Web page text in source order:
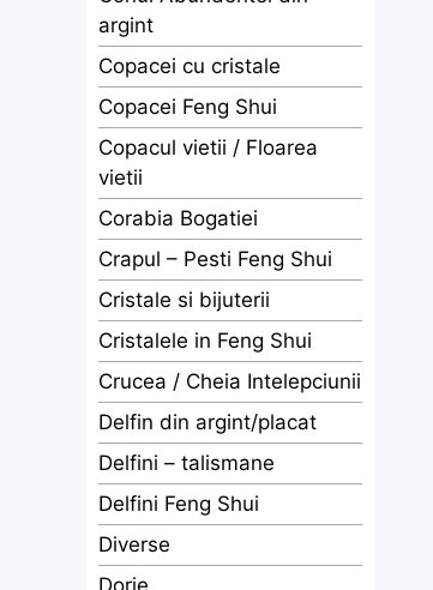
argint
Copacei cu cristale
Copacei Feng Shui
Copacul vietii / Floarea
vietii
Corabia Bogatiei
Crapul – Pesti Feng Shui
Cristale si bijuterii
Cristalele in Feng Shui
Crucea / Cheia Intelepciunii
Delfin din argint/placat
Delfini – talismane
Delfini Feng Shui
Diverse
Dorje